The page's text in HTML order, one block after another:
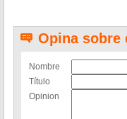
Opina sobre
Nombre
Título
Opinion